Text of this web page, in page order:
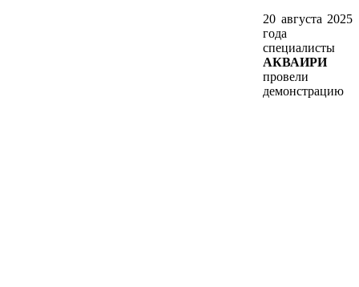
20 августа 2025
года
специалисты
АКВАИРИ
провели
демонстрацию